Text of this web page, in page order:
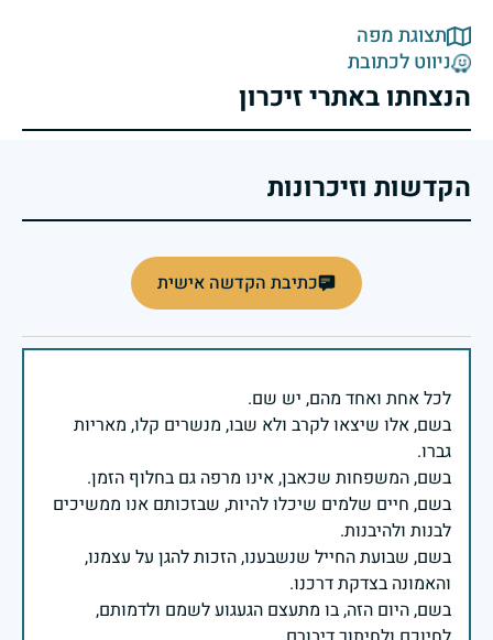
תצוגת מפה
ניווט לכתובת
הנצחתו באתרי זיכרון
הקדשות וזיכרונות
כתיבת הקדשה אישית
בשם, אלו שיצאו לקרב ולא שבו, מנשרים קלו, מאריות
בשם, חיים שלמים שיכלו להיות, שבזכותם אנו ממשיכים
בשם, שבועת החייל שנשבענו, הזכות להגן על עצמנו,
בשם, היום הזה, בו מתעצם הגעגוע לשמם ולדמותם,